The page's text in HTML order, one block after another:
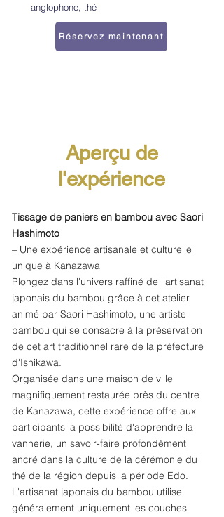
anglophone, thé
Réservez maintenant
Aperçu de
l'expérience
Tissage de paniers en bambou avec Saori
Hashimoto
– Une expérience artisanale et culturelle
unique à Kanazawa
Plongez dans l'univers raffiné de l'artisanat
japonais du bambou grâce à cet atelier
animé par Saori Hashimoto, une artiste
bambou qui se consacre à la préservation
de cet art traditionnel rare de la préfecture
d'Ishikawa.
Organisée dans une maison de ville
magnifiquement restaurée près du centre
de Kanazawa, cette expérience offre aux
participants la possibilité d'apprendre la
vannerie, un savoir-faire profondément
ancré dans la culture de la cérémonie du
thé de la région depuis la période Edo.
L'artisanat japonais du bambou utilise
généralement uniquement les couches